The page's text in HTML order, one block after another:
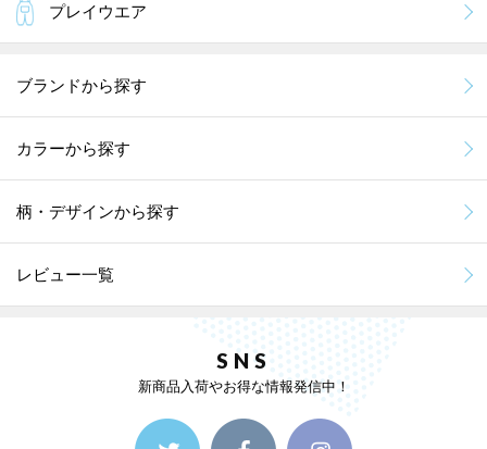
プレイウエア
ブランドから探す
カラーから探す
柄・デザインから探す
レビュー一覧
SNS
新商品入荷やお得な情報発信中！